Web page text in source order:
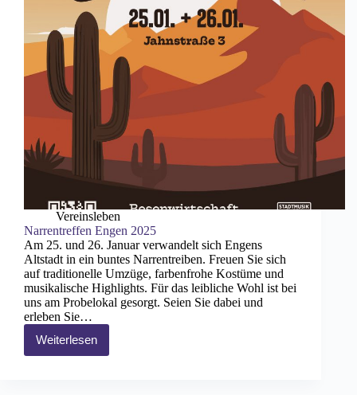
Vereinsleben
Narrentreffen Engen 2025
Am 25. und 26. Januar verwandelt sich Engens
Altstadt in ein buntes Narrentreiben. Freuen Sie sich
auf traditionelle Umzüge, farbenfrohe Kostüme und
musikalische Highlights. Für das leibliche Wohl ist bei
uns am Probelokal gesorgt. Seien Sie dabei und
erleben Sie…
WeiterlesenNarrentreffen
Engen